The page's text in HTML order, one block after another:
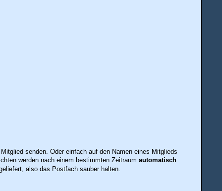
senden. Oder einfach auf den Namen eines Mitglieds
werden nach einem bestimmten Zeitraum automatisch
also das Postfach sauber halten.